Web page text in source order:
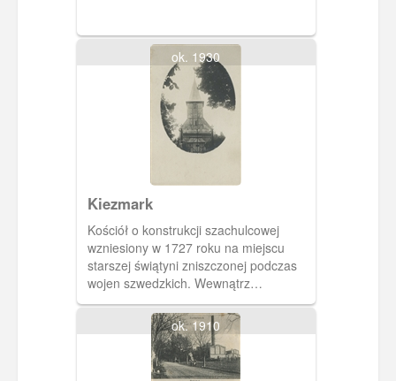
ok. 1930
Kiezmark
Kościół o konstrukcji szachulcowej
wzniesiony w 1727 roku na miejscu
starszej świątyni zniszczonej podczas
wojen szwedzkich. Wewnątrz
zachowało się do dzisiaj bogate
wyposażenie z XVII-XIX wieku. Po
wojnie kościół rekonsekrowano, czyniąc
jego patronką Matkę Boską
Częstochowską,
ok. 1910